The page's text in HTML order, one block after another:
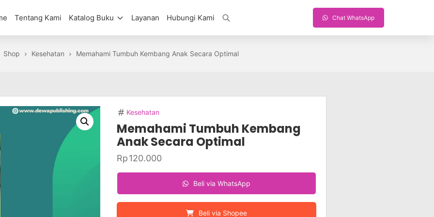
Tentang Kami Katalog Buku Layanan Hubungi Kami Chat WhatsApp
Shop Kesehatan Memahami Tumbuh Kembang Anak Secara Optimal
Kesehatan
Memahami Tumbuh Kembang
Anak Secara Optimal
Rp120.000
Beli via WhatsApp
Beli via Shopee